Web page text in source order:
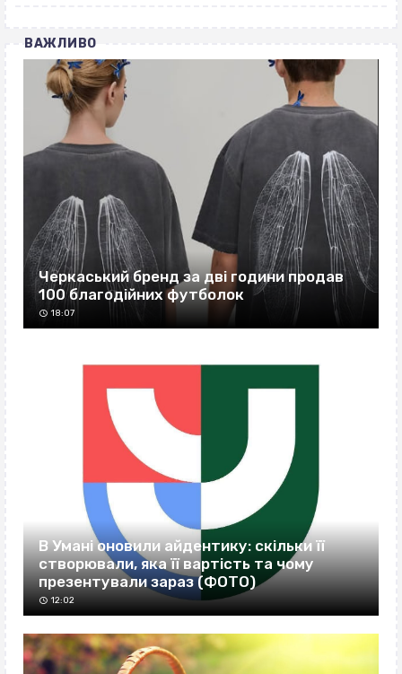
ВАЖЛИВО
Черкаський бренд за дві години продав
100 благодійних футболок
18:07
В Умані оновили айдентику: скільки її
створювали, яка її вартість та чому
презентували зараз (ФОТО)
12:02